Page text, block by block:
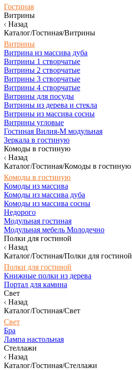
Гостиная
Витрины
Назад
Каталог/Гостиная/Витрины
Витрины
Витрина из массива дуба
Витрины 1 створчатые
Витрины 2 створчатые
Витрины 3 створчатые
Витрины 4 створчатые
Витрины для посуды
Витрины из дерева и стекла
Витрины из массива сосны
Витрины угловые
Гостиная Вилия-М модульная
Зеркала в гостиную
Комоды в гостиную
Назад
Каталог/Гостиная/Комоды в гостиную
Комоды в гостиную
Комоды из массива
Комоды из массива дуба
Комоды из массива сосны
Недорого
Модульная гостиная
Модульная мебель Молодечно
Полки для гостиной
Назад
Каталог/Гостиная/Полки для гостиной
Полки для гостиной
Книжные полки из дерева
Портал для камина
Свет
Назад
Каталог/Гостиная/Свет
Свет
Бра
Лампа настольная
Стеллажи
Назад
Каталог/Гостиная/Стеллажи